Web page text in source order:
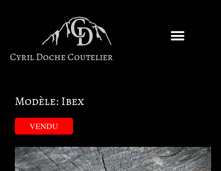
Cyril Doche Coutelier
Modèle: Ibex
VENDU